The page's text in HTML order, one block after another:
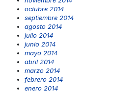
octubre 2014
septiembre 2014
agosto 2014
julio 2014
junio 2014
mayo 2014
abril 2014
marzo 2014
febrero 2014
enero 2014